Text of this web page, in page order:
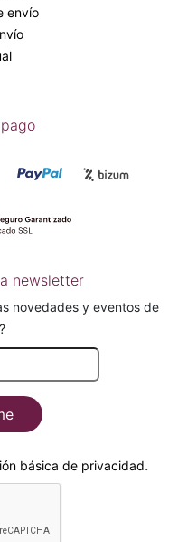
envío
newsletter
novedades y eventos de
básica de privacidad.